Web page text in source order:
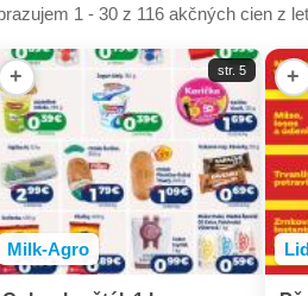
1 - 30 z 116 akčných cien z
+
Milk-Agro
str. 5 +